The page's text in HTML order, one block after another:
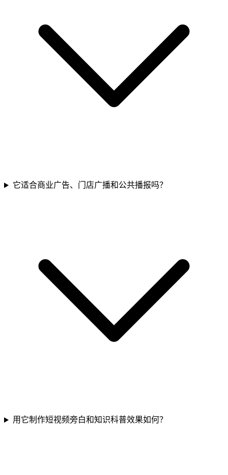
它适合商业广告、门店广播和公共播报吗？
用它制作短视频旁白和知识科普效果如何？